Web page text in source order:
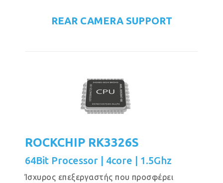
REAR CAMERA SUPPORT
ROCKCHIP RK3326S
64Bit Processor | 4core | 1.5Ghz
Ίσχυρος επεξεργαστής που προσφέρει